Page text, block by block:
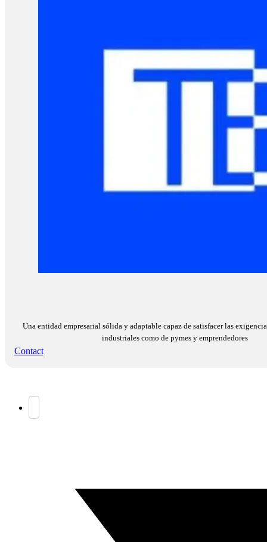
Una entidad empresarial sólida y adaptable capaz de satisfacer las
industriales como de pymes y emprendedores
Contact